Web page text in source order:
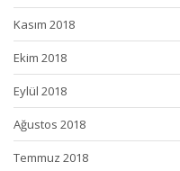
Kasım 2018
Ekim 2018
Eylül 2018
Ağustos 2018
Temmuz 2018